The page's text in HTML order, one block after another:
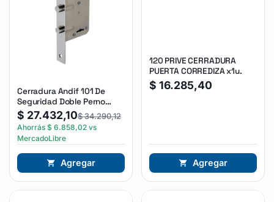
Cerradura Andif 101 De
Seguridad Doble Perno
Reforzada Plateado
$ 27.432,10$34.290,12
Ahorrás $ 6.858,02 vs
MercadoLibre
Agregar
120 PRIVE CERRADURA
PUERTA CORREDIZA x1u.
$ 16.285,40
Agregar